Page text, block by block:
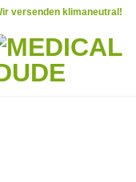
versenden klimaneutral!